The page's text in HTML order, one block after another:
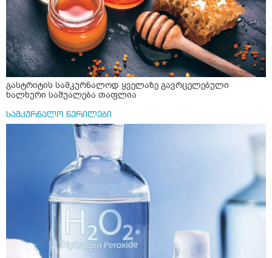
ერთი სუფრის კოვზის მეოთხედი ფხვნილი კურკუმა და
ჩავყარო ცოტა შავი პილპილი და ავადუღო თუ ჯერ რძე
ავადუღო, ცოტა გათბეს და მერე ჩავყარო კურკუმა? და
საღამოს ვახშამზე რომ მივიღო თუ შეიძლება? P.S მიზანი
არის ანთების საწინააღმდეგო,ანტიოქსიდანტური და
დამამშვიდებელი( მშვიდი ძილისთვის)
გასტრიტის სამკურნალოდ ყველაზე გავრცელებული
ხალხური საშუალება თაფლია
სამკურნალო წერილები